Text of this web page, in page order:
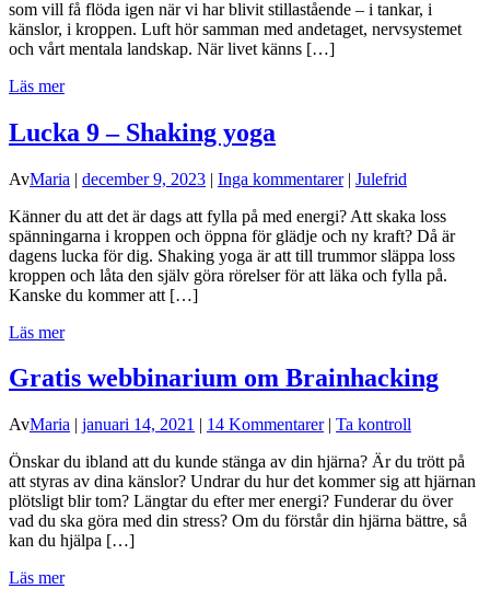
som vill få flöda igen när vi har blivit stillastående – i tankar, i
känslor, i kroppen. Luft hör samman med andetaget, nervsystemet
och vårt mentala landskap. När livet känns […]
Läs mer
Lucka 9 – Shaking yoga
AvMaria | december 9, 2023 | Inga kommentarer| Julefrid
Känner du att det är dags att fylla på med energi? Att skaka loss
spänningarna i kroppen och öppna för glädje och ny kraft? Då är
dagens lucka för dig. Shaking yoga är att till trummor släppa loss
kroppen och låta den själv göra rörelser för att läka och fylla på.
Kanske du kommer att […]
Läs mer
Gratis webbinarium om Brainhacking
AvMaria | januari 14, 2021 | 14 Kommentarer| Ta kontroll
Önskar du ibland att du kunde stänga av din hjärna? Är du trött på
att styras av dina känslor? Undrar du hur det kommer sig att hjärnan
plötsligt blir tom? Längtar du efter mer energi? Funderar du över
vad du ska göra med din stress? Om du förstår din hjärna bättre, så
kan du hjälpa […]
Läs mer